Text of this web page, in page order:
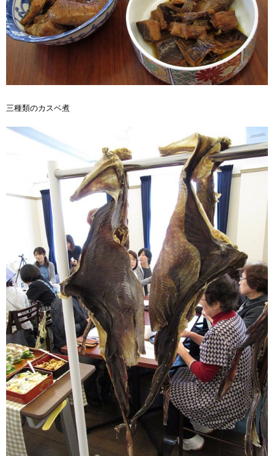
三種類のカスベ煮